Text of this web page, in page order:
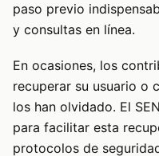
paso previo
y consultas en línea.
En ocasiones, los
recuperar su usuario o
los han olvidado. El
para facilitar esta
protocolos de